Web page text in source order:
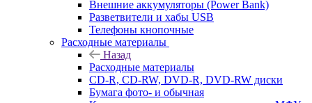
Внешние аккумуляторы (Power Bank)
Разветвители и хабы USB
Телефоны кнопочные
Расходные материалы
Назад
Расходные материалы
CD-R, CD-RW, DVD-R, DVD-RW диски
Бумага фото- и обычная